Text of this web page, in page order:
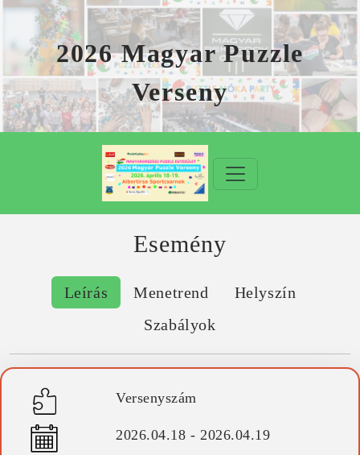
2026 Magyar Puzzle
Verseny
Esemény
Leírás Menetrend
Helyszín
Szabályok
Versenyszám
2026.04.18 - 2026.04.19